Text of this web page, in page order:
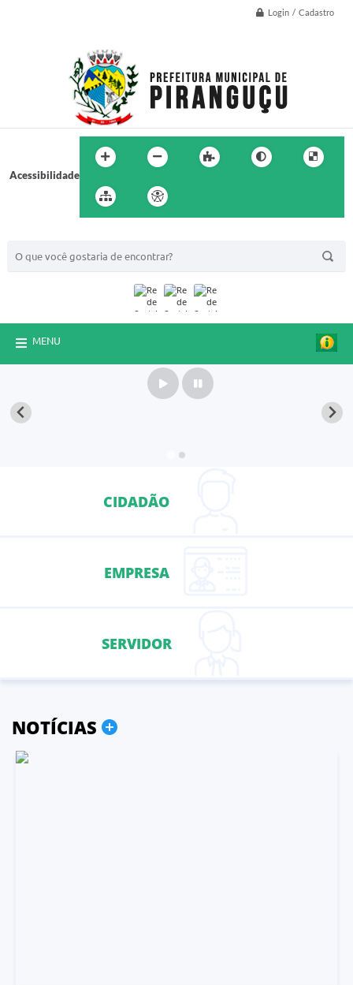
Login / Cadastro
Acessibilidade
MENU
CIDADÃO
EMPRESA
SERVIDOR
NOTÍCIAS